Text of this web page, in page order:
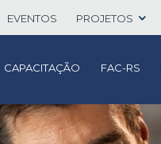
EVENTOS PROJETOS
CAPACITAÇÃO FAC-RS